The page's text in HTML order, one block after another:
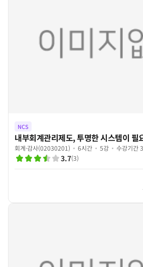
NCS
내부회계관리제도, 투명한 시스템이 필
회계·감사(02030201) 6시간 5강 수강기간
3.7(3)